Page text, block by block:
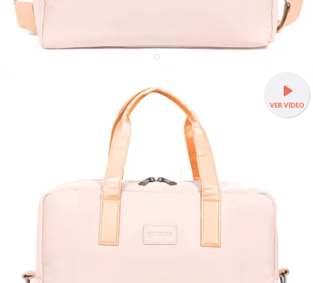
VER VÍDEO
Bolsa Joy Pro - Só tem no Brasil
R$399,90
✈️Leve, prática e feita para embarcar com você —
partir de R$279,90 + Mimo!
🌟Organização interna para cada